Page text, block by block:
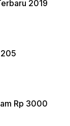
2019
Rp 3000